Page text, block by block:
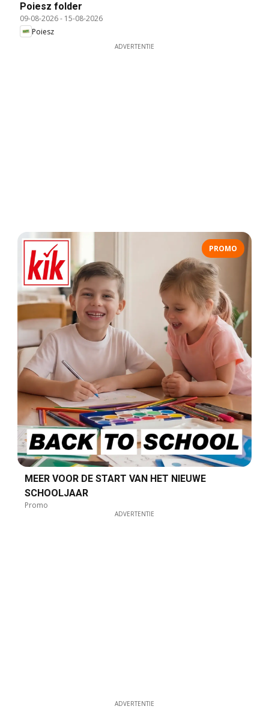
Poiesz folder
09-08-2026- 15-08-2026
Poiesz
ADVERTENTIE
PROMO
MEER VOOR DE START VAN HET NIEUWE
SCHOOLJAAR
Promo
ADVERTENTIE
ADVERTENTIE